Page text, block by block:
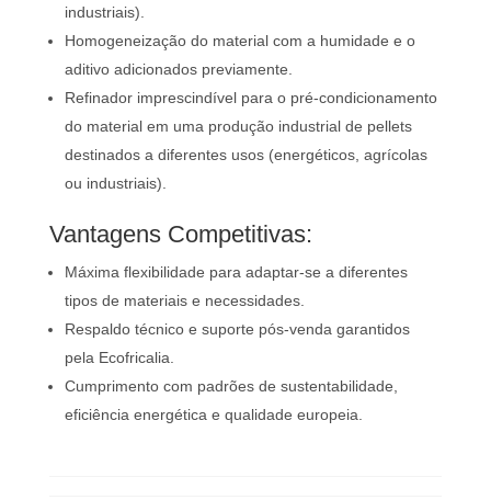
industriais).
Homogeneização do material com a humidade e o
aditivo adicionados previamente.
Refinador imprescindível para o pré-condicionamento
do material em uma produção industrial de pellets
destinados a diferentes usos (energéticos, agrícolas
ou industriais).
Vantagens Competitivas:
Máxima flexibilidade para adaptar-se a diferentes
tipos de materiais e necessidades.
Respaldo técnico e suporte pós-venda garantidos
pela Ecofricalia.
Cumprimento com padrões de sustentabilidade,
eficiência energética e qualidade europeia.